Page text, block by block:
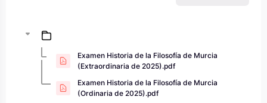
Examen Historia de la Filosofía de Murcia
(Extraordinaria de 2025).pdf
Examen Historia de la Filosofía de Murcia
(Ordinaria de 2025).pdf